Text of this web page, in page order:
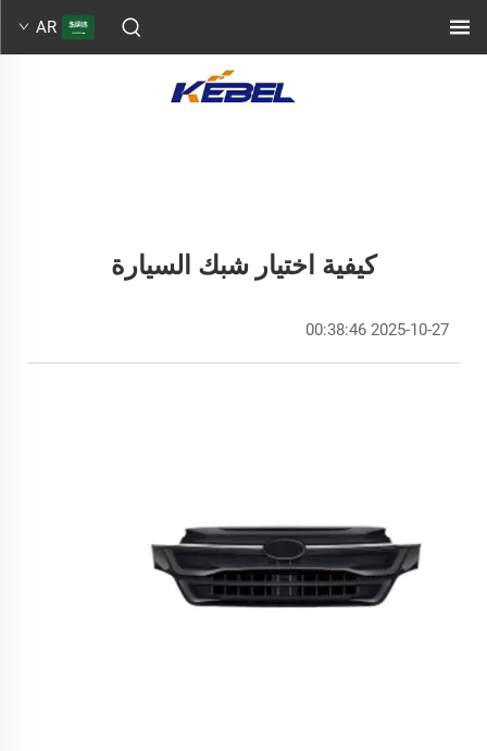
AR
كيفية اختيار شبك السيارة
2025-10-27 00:38:46